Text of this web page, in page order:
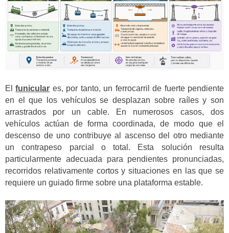
Elfunicular es, por tanto, un ferrocarril de fuerte pendiente
en el que los vehículos se desplazan sobre raíles y son
arrastrados por un cable. En numerosos casos, dos
vehículos actúan de forma coordinada, de modo que el
descenso de uno contribuye al ascenso del otro mediante
un contrapeso parcial o total. Esta solución resulta
particularmente adecuada para pendientes pronunciadas,
recorridos relativamente cortos y situaciones en las que se
requiere un guiado firme sobre una plataforma estable.